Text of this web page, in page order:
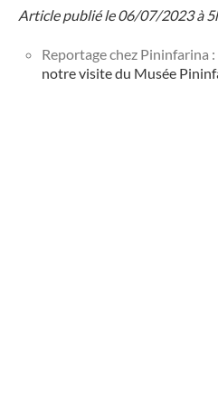
Article publié le 06/07/2023 à
Reportage chez Pininfarina :
notre visite du Musée